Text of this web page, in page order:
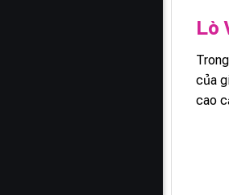
Lò
của
cao